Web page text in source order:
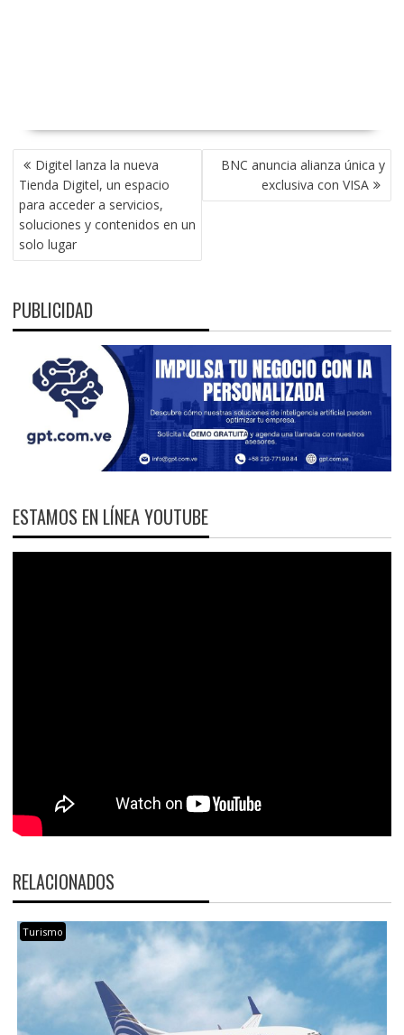
NAVEGACIÓN
DE
ENTRADAS
Digitel lanza la nueva
Tienda Digitel, un espacio
para acceder a servicios,
soluciones y contenidos en un
solo lugar
BNC anuncia alianza única y
exclusiva con VISA
PUBLICIDAD
ESTAMOS EN LÍNEA YOUTUBE
RELACIONADOS
Turismo